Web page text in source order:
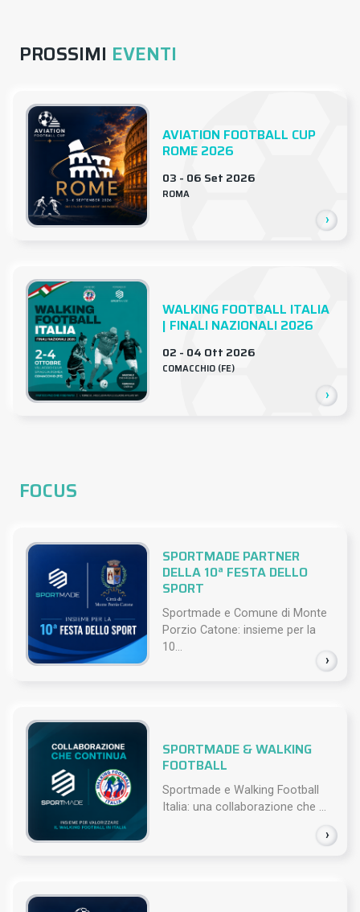
PROSSIMI EVENTI
›
AVIATION FOOTBALL CUP
ROME 2026
03 - 06 Set 2026
ROMA
›
WALKING FOOTBALL ITALIA
| FINALI NAZIONALI 2026
02 - 04 Ott 2026
COMACCHIO (FE)
FOCUS
›
SPORTMADE PARTNER
DELLA 10ª FESTA DELLO
SPORT
Sportmade e Comune di Monte
Porzio Catone: insieme per la
10...
›
SPORTMADE & WALKING
FOOTBALL
Sportmade e Walking Football
Italia: una collaborazione che ...